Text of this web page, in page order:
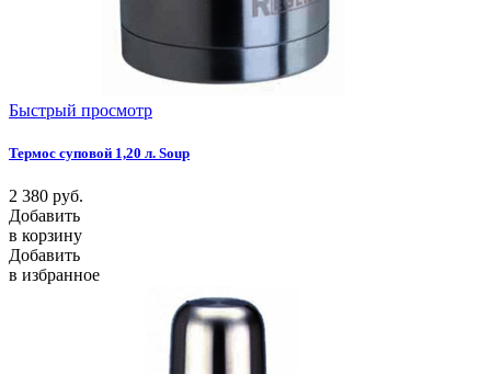
Быстрый просмотр
Термос суповой 1,20 л. Soup
2 380 руб.
Добавить
в корзину
Добавить
в избранное